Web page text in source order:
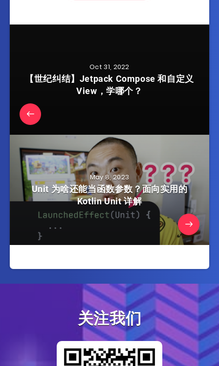
Oct 31, 2022
【世纪纠结】Jetpack Compose 和自定义
View，学哪个？
May 8, 2023
Unit 为啥还能当函数参数？面向实用的
Kotlin Unit 详解
关注我们